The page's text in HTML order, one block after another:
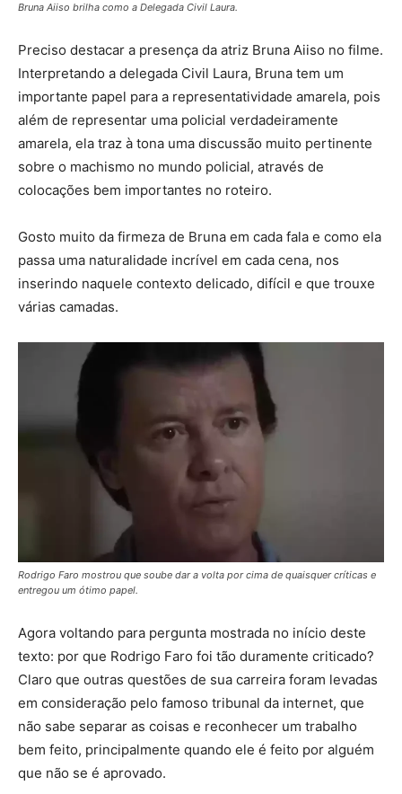
Bruna Aiiso brilha como a Delegada Civil Laura.
Preciso destacar a presença da atriz Bruna Aiiso no filme.
Interpretando a delegada Civil Laura, Bruna tem um
importante papel para a representatividade amarela, pois
além de representar uma policial verdadeiramente
amarela, ela traz à tona uma discussão muito pertinente
sobre o machismo no mundo policial, através de
colocações bem importantes no roteiro.
Gosto muito da firmeza de Bruna em cada fala e como ela
passa uma naturalidade incrível em cada cena, nos
inserindo naquele contexto delicado, difícil e que trouxe
várias camadas.
Rodrigo Faro mostrou que soube dar a volta por cima de quaisquer críticas e
entregou um ótimo papel.
Agora voltando para pergunta mostrada no início deste
texto: por que Rodrigo Faro foi tão duramente criticado?
Claro que outras questões de sua carreira foram levadas
em consideração pelo famoso tribunal da internet, que
não sabe separar as coisas e reconhecer um trabalho
bem feito, principalmente quando ele é feito por alguém
que não se é aprovado.